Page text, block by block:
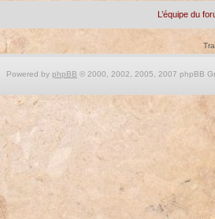
L’équipe du
Powered by phpBB © 2000, 2002, 2005, 2007 phpBB